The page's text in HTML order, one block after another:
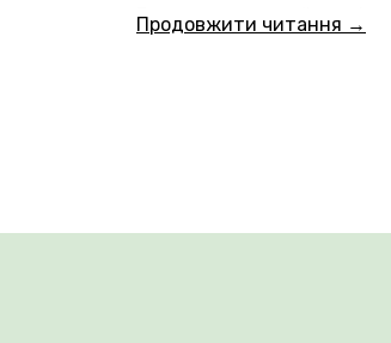
Вовкпропонує найкращі
Продовжити читання →